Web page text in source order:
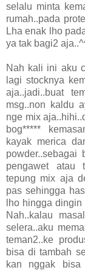
selalu minta
rumah..pada
Lha enak lho
ya tak bagi2
Nah kali ini aku
lagi stocknya
aja..jadi..buat
msg..non kaldu
nge mix
bog*****
kayak merica
pengawet atau
tepung mix aja
pas sehingga
lho hingga
Nah..kalau
selera..aku
teman2..ke
bisa di tambah
kan nggak